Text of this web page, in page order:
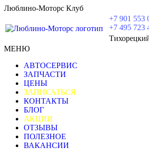
Люблино-Моторс Клуб
+7 901 553
+7 495 723
МЕНЮ
АВТОСЕРВИС
ЗАПЧАСТИ
ЦЕНЫ
ЗАПИСАТЬСЯ
КОНТАКТЫ
БЛОГ
АКЦИИ
ОТЗЫВЫ
ПОЛЕЗНОЕ
ВАКАНСИИ